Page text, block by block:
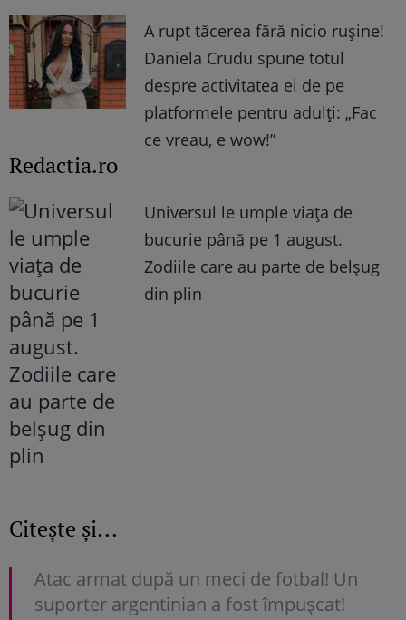
A rupt tăcerea fără nicio rușine!
Daniela Crudu spune totul
despre activitatea ei de pe
platformele pentru adulți: „Fac
ce vreau, e wow!”
Redactia.ro
Universul le umple viața de
bucurie până pe 1 august.
Zodiile care au parte de belșug
din plin
Citește și...
Atac armat după un meci de fotbal! Un
suporter argentinian a fost împușcat!